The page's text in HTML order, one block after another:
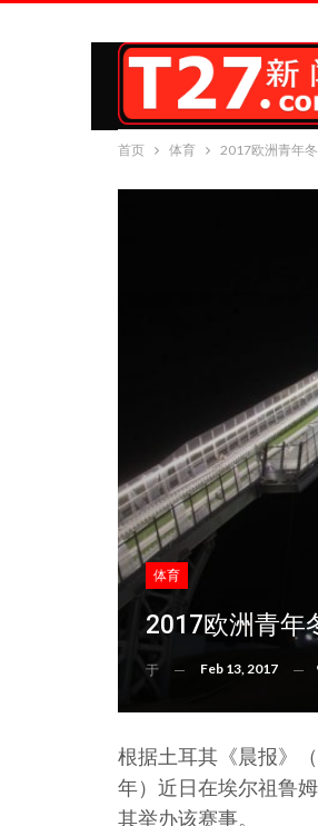
首页 体育 2017欧洲青年
体育
2017欧洲青年
于 Feb 13, 2017
根据土耳其《晨报》
年）近日在埃尔祖鲁
其举办该赛事。